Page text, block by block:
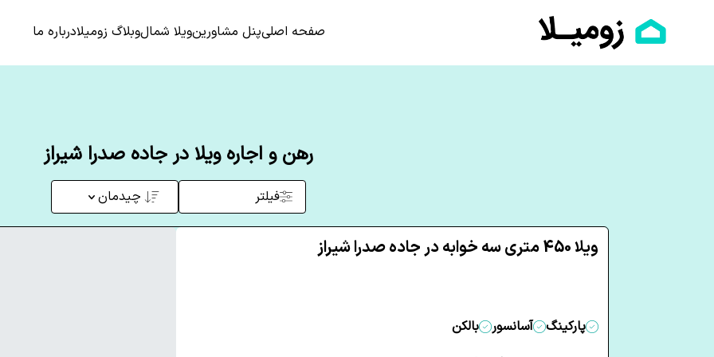
صفحه اصلیپنل مشاورینویلا شمالوبلاگ زومیلادرباره ما
رهن و اجاره ویلا در جاده صدرا شیراز
فیلتر چیدمان
ویلا 450 متری سه خوابه در جاده صدرا شیراز
پارکینگ آسانسور
بالکن